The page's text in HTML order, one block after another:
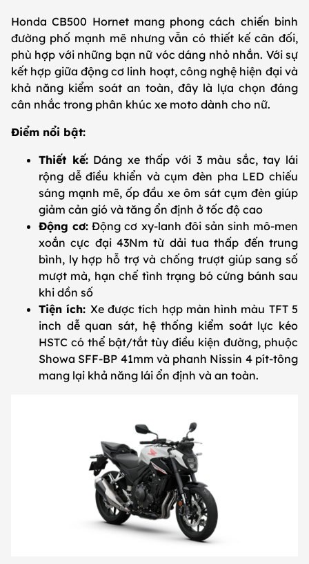
Honda CB500 Hornet mang phong cách chiến binh
đường phố mạnh mẽ nhưng vẫn có thiết kế cân đối,
phù hợp với những bạn nữ vóc dáng nhỏ nhắn. Với sự
kết hợp giữa động cơ linh hoạt, công nghệ hiện đại và
khả năng kiểm soát an toàn, đây là lựa chọn đáng
cân nhắc trong phân khúc xe moto dành cho nữ.
Điểm nổi bật:
Thiết kế:Dáng xe thấp với 3 màu sắc, tay lái
rộng dễ điều khiển và cụm đèn pha LED chiếu
sáng mạnh mẽ, ốp đầu xe ôm sát cụm đèn giúp
giảm cản gió và tăng ổn định ở tốc độ cao
Động cơ: Động cơ xy-lanh đôi sản sinh mô-men
xoắn cực đại 43Nm từ dải tua thấp đến trung
bình, ly hợp hỗ trợ và chống trượt giúp sang số
mượt mà, hạn chế tình trạng bó cứng bánh sau
khi dồn số
Tiện ích: Xe được tích hợp màn hình màu TFT 5
inch dễ quan sát, hệ thống kiểm soát lực kéo
HSTC có thể bật/tắt tùy điều kiện đường, phuộc
Showa SFF-BP 41mm và phanh Nissin 4 pít-tông
mang lại khả năng lái ổn định và an toàn.